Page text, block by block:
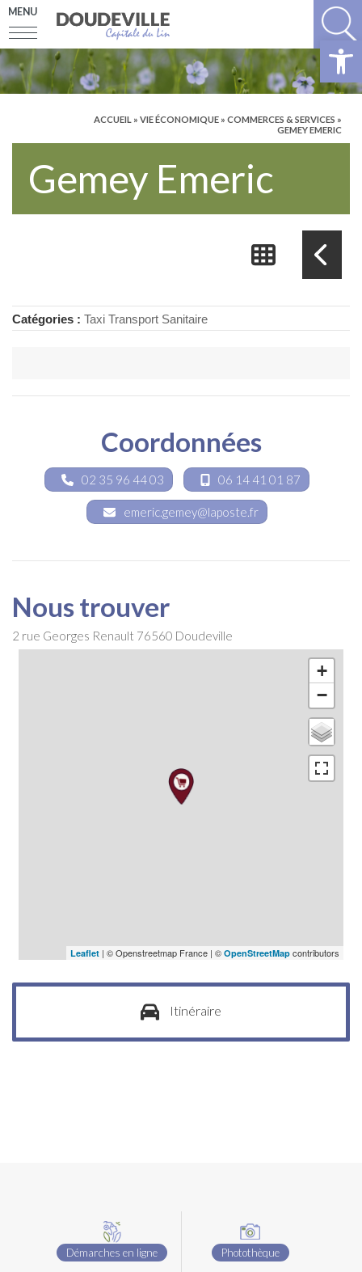
MENU
ACCUEIL » VIE ÉCONOMIQUE » COMMERCES & SERVICES »
GEMEY EMERIC
Gemey Emeric
Catégories : Taxi Transport Sanitaire
Coordonnées
02 35 96 44 03 06 14 41 01 87
emeric.gemey@laposte.fr
Nous trouver
2 rue Georges Renault 76560 Doudeville
+
−
Leaflet | © Openstreetmap France | © OpenStreetMap contributors
Itinéraire
Démarches en ligne Photothèque